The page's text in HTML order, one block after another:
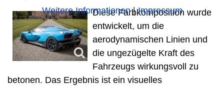
Diese Farbkomposition wurde
entwickelt, um die
aerodynamischen Linien und
die ungezügelte Kraft des
Fahrzeugs wirkungsvoll zu
betonen. Das Ergebnis ist ein visuelles
Weitere Informationen|Impressum